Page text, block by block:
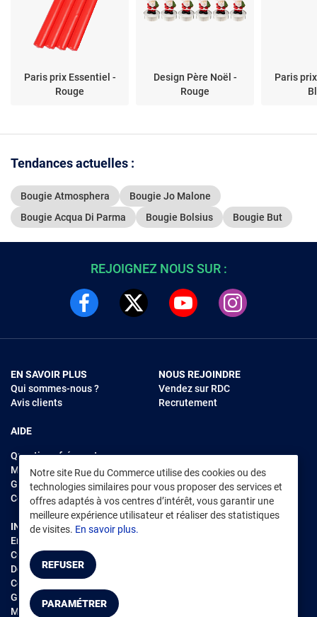
Paris prix Essentiel -
Rouge
Design Père Noël -
Rouge
Paris
Tendances actuelles :
Bougie Atmosphera
Bougie Jo Malone
Bougie Acqua Di Parma
Bougie Bolsius Bougie But
Notre site Rue du Commerce utilise des cookies ou des
technologies similaires pour vous proposer des services et
offres adaptés à vos centres d’intérêt, vous garantir une
meilleure expérience utilisateur et réaliser des statistiques
de visites. En savoir plus.
REFUSER
PARAMÉTRER
REJOIGNEZ NOUS SUR :
EN SAVOIR PLUS
Qui sommes-nous ?
Avis clients
AIDE
Questions fréquentes
Modes de règlements
Garantie et retours
Contacter Rue du Commerce
NOUS REJOINDRE
Vendez sur RDC
Recrutement
INFORMATIONS LÉGALES
Environnement
CGV
/CGU Marketplace
Données personnelles
Cookies
Gérer mes cookies
Mentions légales